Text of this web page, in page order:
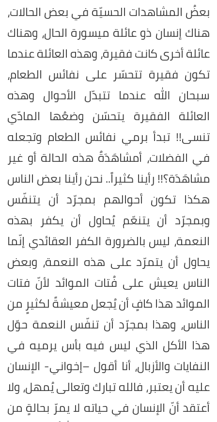
بعضُ المشاهدات الحسيّة في بعض الحالات،
هناك إنسان ذو عائلة ميسورة الحال، وهناك
عائلة أخرى كانت فقيرة، وهذه العائلة عندما
تكون فقيرة تتحسّر على نفائس الطعام،
سبحان الله عندما تتبدّل الأحوال وهذه
العائلة الفقيرة يتحسّن وضعُها المادّي
تنسى!! تبدأ برمي نفائس الطعام وتجعله
في الفضلات، أمشاهَدَةٌ هذه الحالة أو غير
مشاهَدَة؟!! رأينا كثيراً.. نحن رأينا بعض الناس
هكذا تكون أحوالهم بمجرّد أن يتنفّس
وبمجرّد أن يتنعّم يُحاول أن يكفر بهذه
النعمة، ليس بالضرورة الكفر العقائدي إنّما
يحاول أن يتمرّد على هذه النعمة، وبعض
الناس يعيش على فُتات الموائد لأنّ فتات
الموائد هذا كافٍ أن يُجعل معيشةً لكثيرٍ من
الناس، وهذا بمجرّد أن تنفّس النعمة حوّل
هذا الأكل الذي ليس فيه بأس يرميه في
النفايات والأزبال، أنا أقول –إخواني- الإنسان
عليه أن يعتبر، فالله تبارك وتعالى يُمهل، ولا
أعتقد أنّ الإنسان في حياته لا يمرّ بحالةٍ من